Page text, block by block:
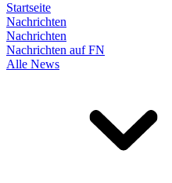
Startseite
Nachrichten
Nachrichten
Nachrichten auf FN
Alle News